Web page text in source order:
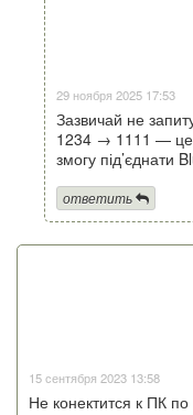
29 ноября 2025 17:53
Зазвичай не
1234 → 1111 — це
змогу під’єднати
ответить
15 сентября 2023 13:58
Не конектится к ПК по